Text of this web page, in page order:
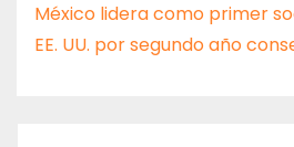
México lidera como primer
EE. UU. por segundo año